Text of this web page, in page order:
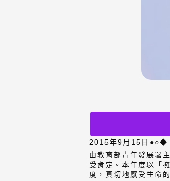
2015年9月15日●○◆
由教育部青年發展署
受肯定。本年度以「
度，真切地感受生命